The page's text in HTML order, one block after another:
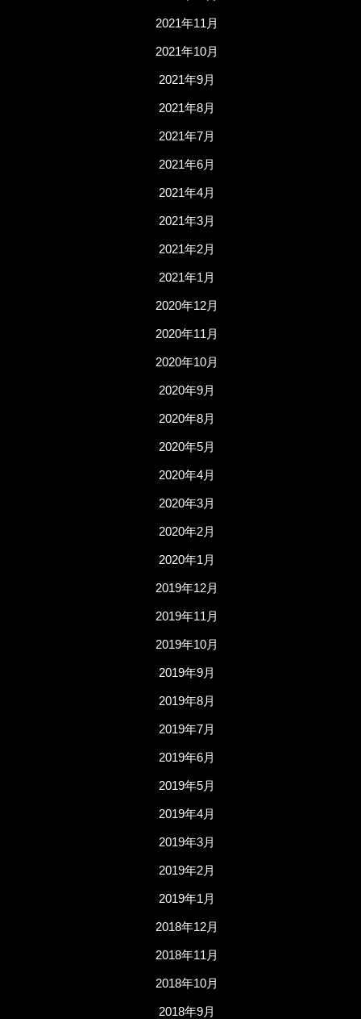
2021年11月
2021年10月
2021年9月
2021年8月
2021年7月
2021年6月
2021年4月
2021年3月
2021年2月
2021年1月
2020年12月
2020年11月
2020年10月
2020年9月
2020年8月
2020年5月
2020年4月
2020年3月
2020年2月
2020年1月
2019年12月
2019年11月
2019年10月
2019年9月
2019年8月
2019年7月
2019年6月
2019年5月
2019年4月
2019年3月
2019年2月
2019年1月
2018年12月
2018年11月
2018年10月
2018年9月